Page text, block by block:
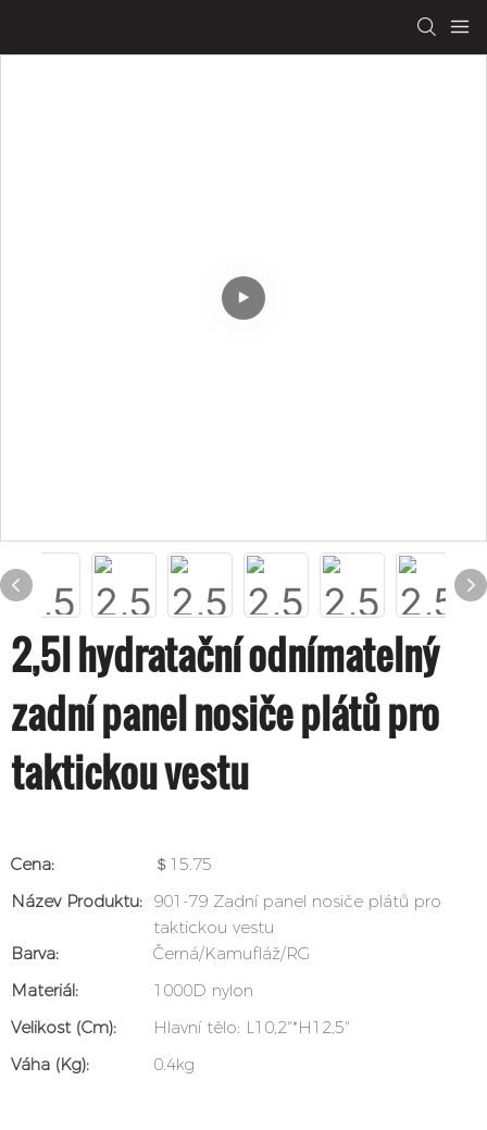
2,5l hydratační odnímatelný
zadní panel nosiče plátů pro
taktickou vestu
Cena:
＄15.75
Název Produktu: 901-79 Zadní panel nosiče plátů pro
taktickou vestu
Barva:
Černá/Kamufláž/RG
Materiál:
1000D nylon
Velikost (cm):
Hlavní tělo: L10,2"*H12,5"
Váha (kg):
0.4kg